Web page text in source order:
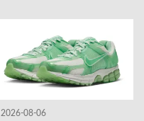
2026-08-06